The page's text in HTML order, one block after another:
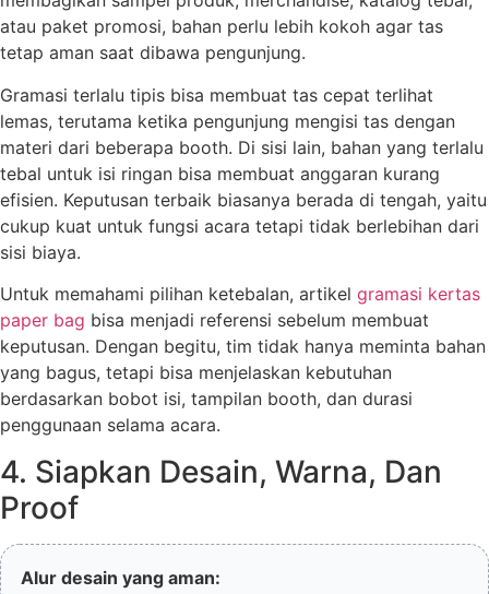
atau paket promosi, bahan perlu lebih kokoh agar tas
tetap aman saat dibawa pengunjung.
Gramasi terlalu tipis bisa membuat tas cepat terlihat
lemas, terutama ketika pengunjung mengisi tas dengan
materi dari beberapa booth. Di sisi lain, bahan yang terlalu
tebal untuk isi ringan bisa membuat anggaran kurang
efisien. Keputusan terbaik biasanya berada di tengah, yaitu
cukup kuat untuk fungsi acara tetapi tidak berlebihan dari
sisi biaya.
Untuk memahami pilihan ketebalan, artikel gramasi kertas
paper bag bisa menjadi referensi sebelum membuat
keputusan. Dengan begitu, tim tidak hanya meminta bahan
yang bagus, tetapi bisa menjelaskan kebutuhan
berdasarkan bobot isi, tampilan booth, dan durasi
penggunaan selama acara.
4. Siapkan Desain, Warna, Dan
Proof
Alur desain yang aman: